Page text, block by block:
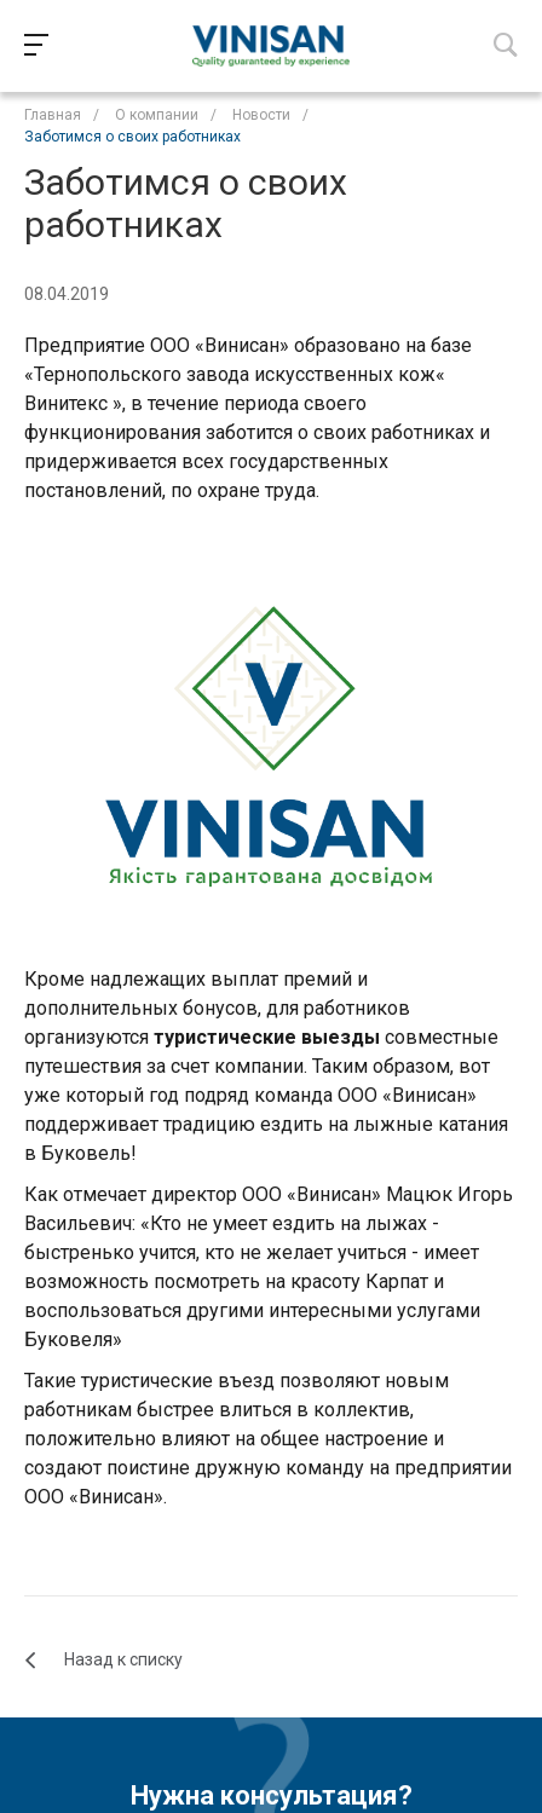
Главная / О компании / Новости
/
Заботимся о своих работниках
Заботимся о своих
работниках
08.04.2019
Предприятие ООО «Винисан» образовано на базе
«Тернопольского завода искусственных кож«
Винитекс », в течение периода своего
функционирования заботится о своих работниках и
придерживается всех государственных
постановлений, по охране труда.
Кроме надлежащих выплат премий и
дополнительных бонусов, для работников
организуются туристические выезды совместные
путешествия за счет компании. Таким образом, вот
уже который год подряд команда ООО «Винисан»
поддерживает традицию ездить на лыжные катания
в Буковель!
Как отмечает директор ООО «Винисан» Мацюк Игорь
Васильевич: «Кто не умеет ездить на лыжах -
быстренько учится, кто не желает учиться - имеет
возможность посмотреть на красоту Карпат и
воспользоваться другими интересными услугами
Буковеля»
Такие туристические въезд позволяют новым
работникам быстрее влиться в коллектив,
положительно влияют на общее настроение и
создают поистине дружную команду на предприятии
ООО «Винисан».
Назад к списку
Нужна консультация?